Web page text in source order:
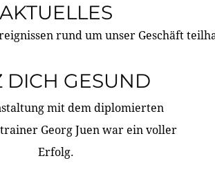
AKTUELLES
rund um unser Geschäft
DICH GESUND
mit dem diplomierten
Georg Juen war ein voller
Erfolg.